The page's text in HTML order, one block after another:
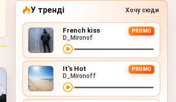
У тренді Хочу сюди
French kiss PROMO
D_Mironof
It's Hot PROMO
D_Mironoff